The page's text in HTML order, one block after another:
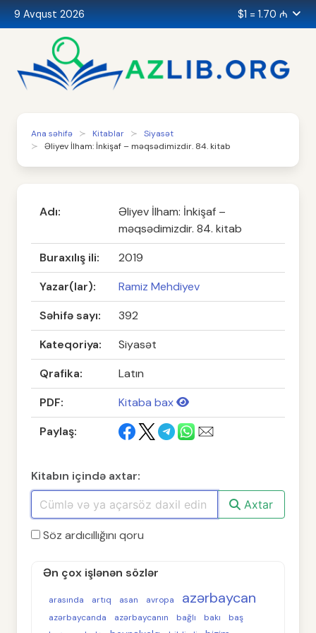
9 Avqust 2026 $1 = 1.70 ₼
Ana səhifə Kitablar
Siyasət
Əliyev İlham: İnkişaf – məqsədimizdir. 84. kitab
Adı:
Əliyev İlham: İnkişaf –
məqsədimizdir. 84. kitab
Buraxılış ili:
2019
Yazar(lar):
Ramiz Mehdiyev
Səhifə sayı:
392
Kateqoriya:
Siyasət
Qrafika:
Latın
PDF:
Kitaba bax
Paylaş:
Kitabın içində axtar:
Axtar
Söz ardıcıllığını qoru
Ən çox işlənən sözlər
arasında artıq asan avropa azərbaycan
azərbaycanda azərbaycanın bağlı bakı
baş